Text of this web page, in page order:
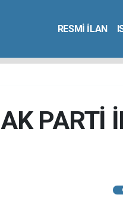
RESMİ İLAN
AK PARTİ